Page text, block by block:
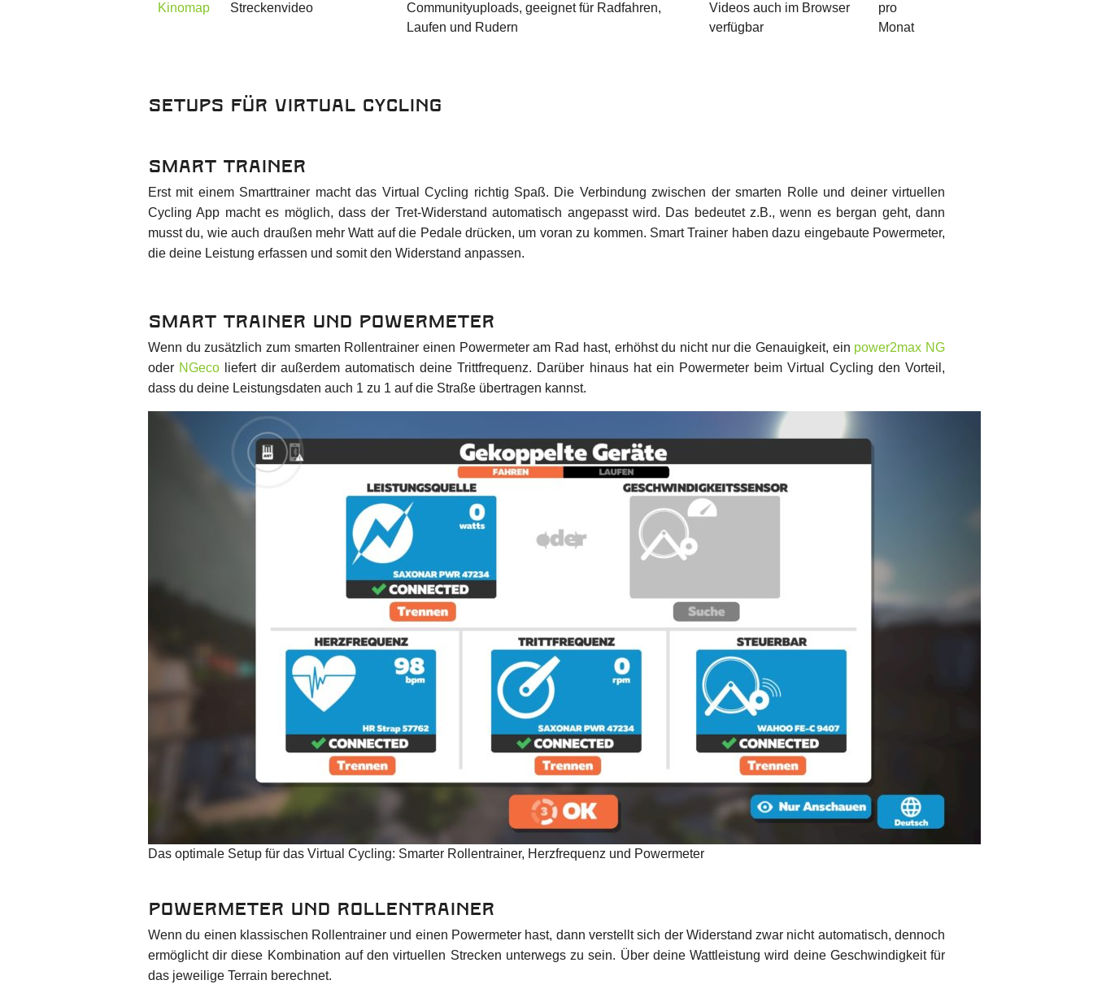
Kinomap Streckenvideo
Communityuploads, geeignet für Radfahren,
Laufen und Rudern
Videos auch im Browser
verfügbar
pro
Monat
Setups für Virtual Cycling
Smart Trainer
Erst mit einem Smarttrainer macht das Virtual Cycling richtig Spaß. Die Verbindung zwischen der smarten Rolle und deiner virtuellen
Cycling App macht es möglich, dass der Tret-Widerstand automatisch angepasst wird. Das bedeutet z.B., wenn es bergan geht, dann
musst du, wie auch draußen mehr Watt auf die Pedale drücken, um voran zu kommen. Smart Trainer haben dazu eingebaute Powermeter,
die deine Leistung erfassen und somit den Widerstand anpassen.
Smart Trainer und Powermeter
Wenn du zusätzlich zum smarten Rollentrainer einen Powermeter am Rad hast, erhöhst du nicht nur die Genauigkeit, ein power2max NG
oder NGeco liefert dir außerdem automatisch deine Trittfrequenz. Darüber hinaus hat ein Powermeter beim Virtual Cycling den Vorteil,
dass du deine Leistungsdaten auch 1 zu 1 auf die Straße übertragen kannst.
Das optimale Setup für das Virtual Cycling: Smarter Rollentrainer, Herzfrequenz und Powermeter
Powermeter und Rollentrainer
Wenn du einen klassischen Rollentrainer und einen Powermeter hast, dann verstellt sich der Widerstand zwar nicht automatisch, dennoch
ermöglicht dir diese Kombination auf den virtuellen Strecken unterwegs zu sein. Über deine Wattleistung wird deine Geschwindigkeit für
das jeweilige Terrain berechnet.